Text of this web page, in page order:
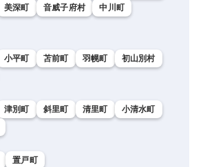
美深町 音威子府村
中川町
小平町 苫前町 羽幌町
初山別村
津別町 斜里町 清里町
小清水町
置戸町